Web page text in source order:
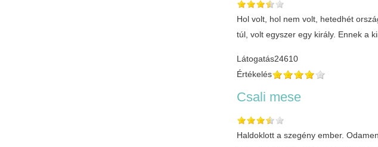
Hol volt, hol nem volt, hetedhét
túl, volt egyszer egy király. Ennek a
Látogatás24610
Értékelés
Csali mese
Haldoklott a szegény ember.